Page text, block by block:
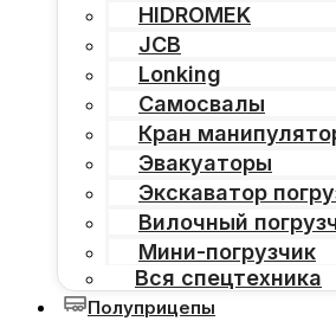
HIDROMEK
JCB
Lonking
Самосвалы
Кран
Эвакуаторы
Экскаватор
Вилочный
Мини-погрузчик
Вся спецтехника
Полуприцепы